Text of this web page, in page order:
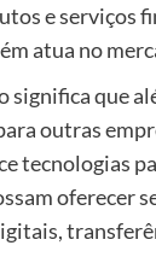
e serviços
atua no
significa que
outras
tecnologias
oferecer